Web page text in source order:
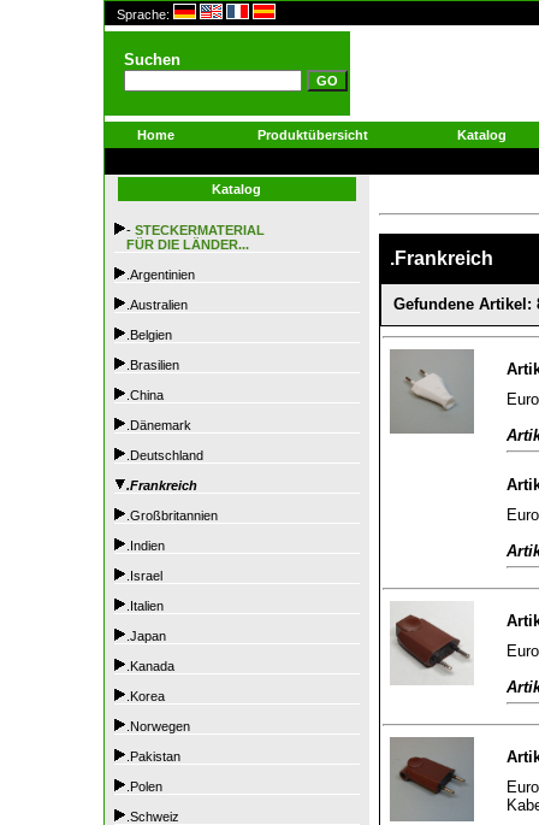
Sprache:
Suchen
Home Produktübersicht Katalog
Katalog
- STECKERMATERIAL
FÜR DIE LÄNDER...
.Argentinien
.Australien
.Belgien
.Brasilien
.China
.Dänemark
.Deutschland
.Frankreich
.Großbritannien
.Indien
.Israel
.Italien
.Japan
.Kanada
.Korea
.Norwegen
.Pakistan
.Polen
.Schweiz
.Frankreich
Gefundene Artikel: